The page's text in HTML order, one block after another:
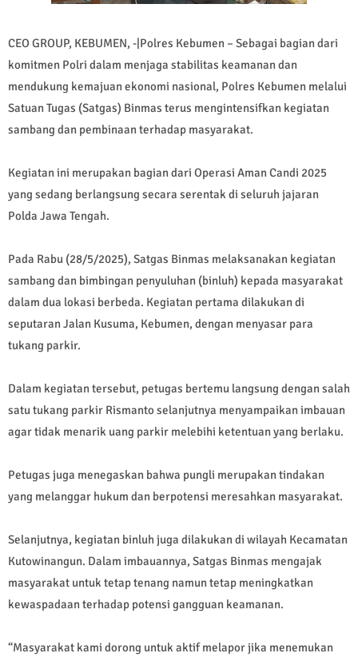
CEO GROUP, KEBUMEN, -|Polres Kebumen – Sebagai bagian dari
komitmen Polri dalam menjaga stabilitas keamanan dan
mendukung kemajuan ekonomi nasional, Polres Kebumen melalui
Satuan Tugas (Satgas) Binmas terus mengintensifkan kegiatan
sambang dan pembinaan terhadap masyarakat.
Kegiatan ini merupakan bagian dari Operasi Aman Candi 2025
yang sedang berlangsung secara serentak di seluruh jajaran
Polda Jawa Tengah.
Pada Rabu (28/5/2025), Satgas Binmas melaksanakan kegiatan
sambang dan bimbingan penyuluhan (binluh) kepada masyarakat
dalam dua lokasi berbeda. Kegiatan pertama dilakukan di
seputaran Jalan Kusuma, Kebumen, dengan menyasar para
tukang parkir.
Dalam kegiatan tersebut, petugas bertemu langsung dengan salah
satu tukang parkir Rismanto selanjutnya menyampaikan imbauan
agar tidak menarik uang parkir melebihi ketentuan yang berlaku.
Petugas juga menegaskan bahwa pungli merupakan tindakan
yang melanggar hukum dan berpotensi meresahkan masyarakat.
Selanjutnya, kegiatan binluh juga dilakukan di wilayah Kecamatan
Kutowinangun. Dalam imbauannya, Satgas Binmas mengajak
masyarakat untuk tetap tenang namun tetap meningkatkan
kewaspadaan terhadap potensi gangguan keamanan.
“Masyarakat kami dorong untuk aktif melapor jika menemukan